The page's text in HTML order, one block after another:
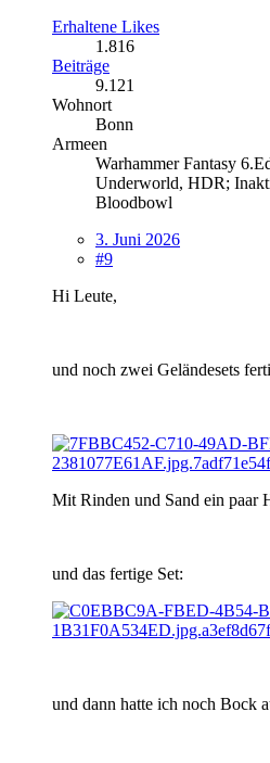
Erhaltene Likes
1.816
Beiträge
9.121
Wohnort
Bonn
Armeen
Warhammer Fantasy
Underworld, HDR;
Bloodbowl
3. Juni 2026
#9
Hi Leute,
und noch zwei Geländesets
Mit Rinden und Sand ein paar
und das fertige Set:
und dann hatte ich noch Bock